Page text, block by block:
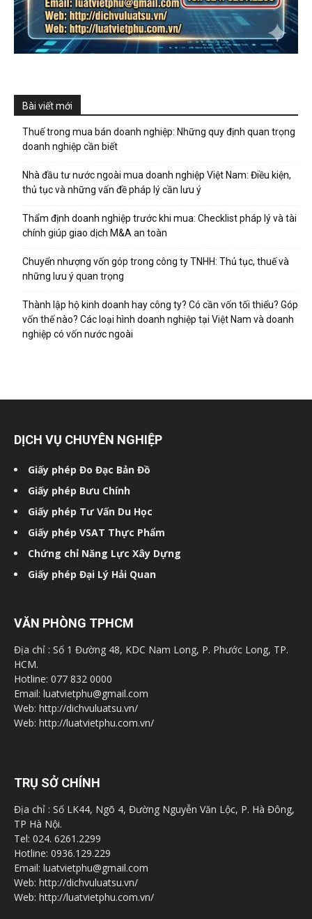
Bài viết mới
Thuế trong mua bán doanh nghiệp: Những quy định quan trọng
doanh nghiệp cần biết
Nhà đầu tư nước ngoài mua doanh nghiệp Việt Nam: Điều kiện,
thủ tục và những vấn đề pháp lý cần lưu ý
Thẩm định doanh nghiệp trước khi mua: Checklist pháp lý và tài
chính giúp giao dịch M&A an toàn
Chuyển nhượng vốn góp trong công ty TNHH: Thủ tục, thuế và
những lưu ý quan trọng
Thành lập hộ kinh doanh hay công ty? Có cần vốn tối thiểu? Góp
vốn thế nào? Các loại hình doanh nghiệp tại Việt Nam và doanh
nghiệp có vốn nước ngoài
DỊCH VỤ CHUYÊN NGHIỆP
Giấy phép Đo Đạc Bản Đồ
Giấy phép Bưu Chính
Giấy phép Tư Vấn Du Học
Giấy phép VSAT Thực Phẩm
Chứng chỉ Năng Lực Xây Dựng
Giấy phép Đại Lý Hải Quan
VĂN PHÒNG TPHCM
Địa chỉ : Số 1 Đường 48, KDC Nam Long, P. Phước Long, TP.
HCM.
Hotline: 077 832 0000
Email: luatvietphu@gmail.com
Web: http://dichvuluatsu.vn/
Web: http://luatvietphu.com.vn/
TRỤ SỞ CHÍNH
Địa chỉ : Số LK44, Ngõ 4, Đường Nguyễn Văn Lộc, P. Hà Đông,
TP Hà Nội.
Tel: 024. 6261.2299
Hotline: 0936.129.229
Email: luatvietphu@gmail.com
Web: http://dichvuluatsu.vn/
Web: http://luatvietphu.com.vn/